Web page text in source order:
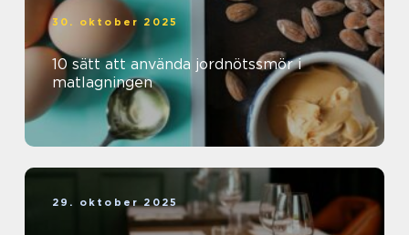
30. oktober 2025
10 sätt att använda jordnötssmör i
matlagningen
29. oktober 2025